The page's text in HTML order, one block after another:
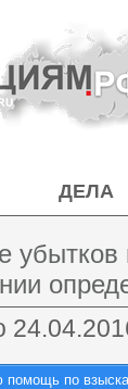
ДЕЛА
убытков
помощь по